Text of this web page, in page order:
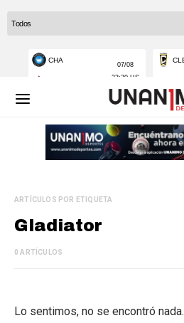
ARTÍCULOS POR ETIQUETA
Gladiator
0 ARTÍCULOS
Lo sentimos, no se encontró nada.